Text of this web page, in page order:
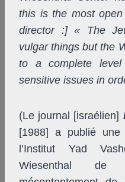
this is the most
director :] « The
vulgar things but the
to a complete
sensitive issues in
(Le journal [israélien]
[1988] a publié
l’Institut Yad
Wiesenthal